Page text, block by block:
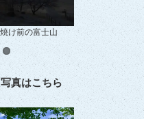
け前の富士山 中伊豆からの富
真はこちら